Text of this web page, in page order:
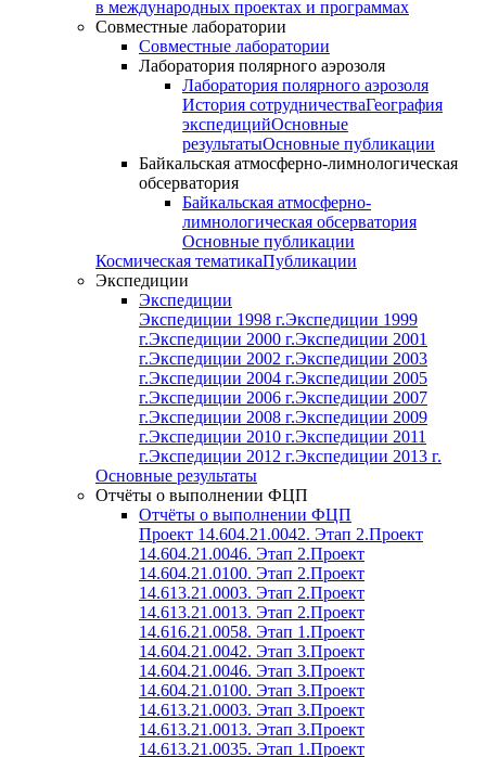
в международных проектах и программах
Совместные лаборатории
Совместные лаборатории
Лаборатория полярного аэрозоля
Лаборатория полярного аэрозоля
История сотрудничестваГеография
экспедицийОсновные
результатыОсновные публикации
Байкальская атмосферно-лимнологическая
обсерватория
Байкальская атмосферно-
лимнологическая обсерватория
Основные публикации
Космическая тематикаПубликации
Экспедиции
Экспедиции
Экспедиции 1998 г.Экспедиции 1999
г.Экспедиции 2000 г.Экспедиции 2001
г.Экспедиции 2002 г.Экспедиции 2003
г.Экспедиции 2004 г.Экспедиции 2005
г.Экспедиции 2006 г.Экспедиции 2007
г.Экспедиции 2008 г.Экспедиции 2009
г.Экспедиции 2010 г.Экспедиции 2011
г.Экспедиции 2012 г.Экспедиции 2013 г.
Основные результаты
Отчёты о выполнении ФЦП
Отчёты о выполнении ФЦП
Проект 14.604.21.0042. Этап 2.Проект
14.604.21.0046. Этап 2.Проект
14.604.21.0100. Этап 2.Проект
14.613.21.0003. Этап 2.Проект
14.613.21.0013. Этап 2.Проект
14.616.21.0058. Этап 1.Проект
14.604.21.0042. Этап 3.Проект
14.604.21.0046. Этап 3.Проект
14.604.21.0100. Этап 3.Проект
14.613.21.0003. Этап 3.Проект
14.613.21.0013. Этап 3.Проект
14.613.21.0035. Этап 1.Проект